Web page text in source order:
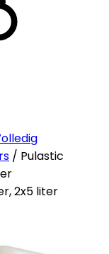
/ Pulastic
2x5 liter